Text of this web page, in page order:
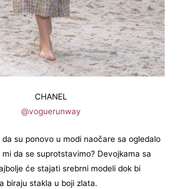
CHANEL
@voguerunway
da su ponovo u modi naočare sa ogledalo
da se suprotstavimo? Devojkama sa
će stajati srebrni modeli dok bi
biraju stakla u boji zlata.